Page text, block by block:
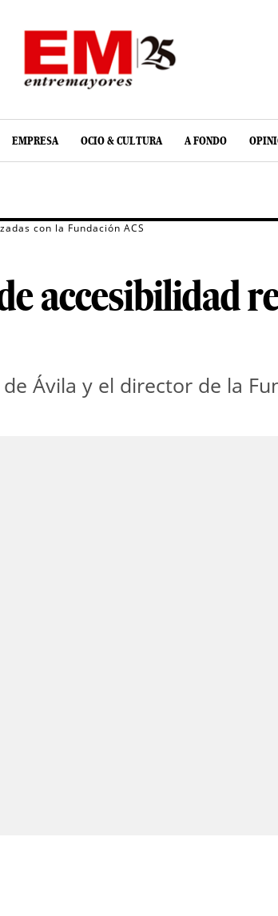
EMPRESA OCIO & CULTURA A FONDO
con la Fundación ACS
accesibilidad
Ávila y el director de la